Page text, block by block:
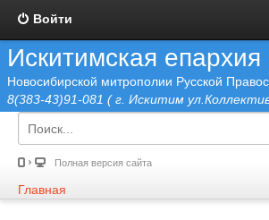
Войти
Искитимская епархия
Новосибирской митрополии Русской
8(383-43)91-081 ( г. Искитим
Полная версия сайта
Главная